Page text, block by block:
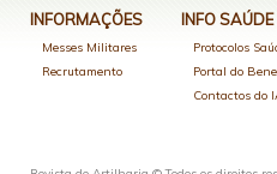
INFORMAÇÕES
Messes Militares
Recrutamento
INFO SAÚDE
Protocolos
Portal do
Contactos do